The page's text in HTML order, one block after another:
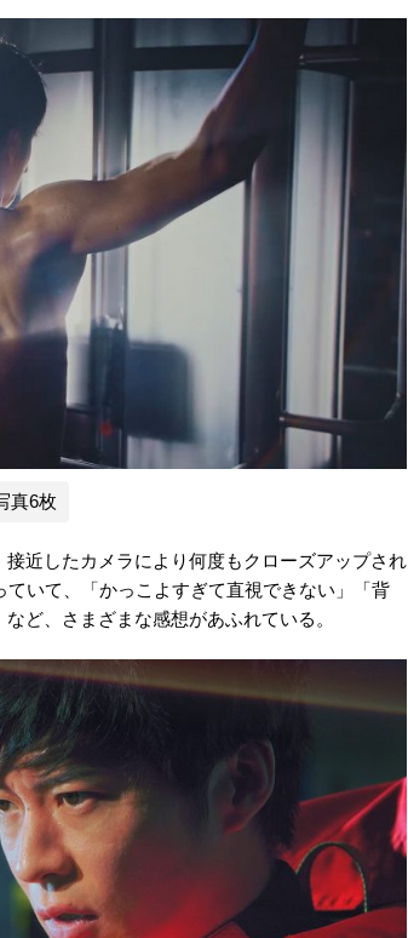
真6枚
近したカメラにより何度もクローズアップされ
いて、「かっこよすぎて直視できない」「背
ど、さまざまな感想があふれている。